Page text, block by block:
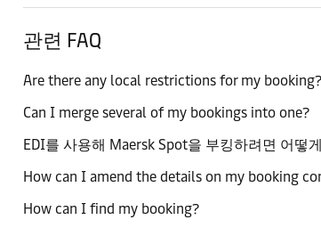
관련 FAQ
Are there any local restrictions for my booking?
Can I merge several of my bookings into one?
EDI를 사용해 Maersk Spot을 부킹하려면 어떻
How can I amend the details on my booking
How can I find my booking?